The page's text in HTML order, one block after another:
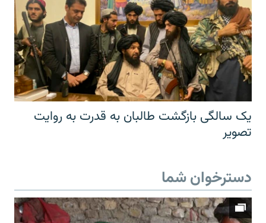
یک سالگی بازگشت طالبان به قدرت به روایت
تصویر
دسترخوان شما